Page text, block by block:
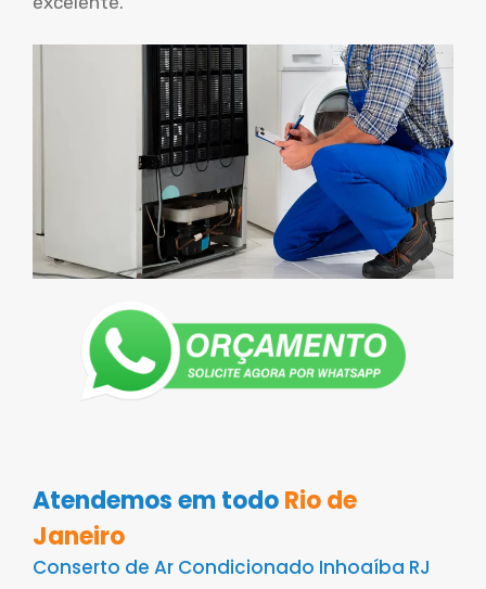
Atendemos em todoRio de
Janeiro
Conserto de Ar Condicionado Inhoaíba RJ